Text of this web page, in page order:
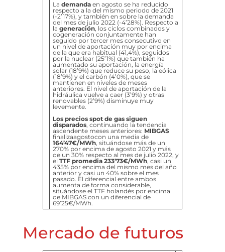
La demandaen agosto se ha reducido
respecto a la del mismo periodo de 2021
(-2’17%), y también en sobre la demanda
del mes de julio 2022 (-4’28%). Respecto a
la generación, los ciclos combinados y
cogeneración conjuntamente han
seguido por tercer mes consecutivo en
un nivel de aportación muy por encima
de la que era habitual (41,4%), seguidos
por la nuclear (25’1%) que también ha
aumentado su aportación, la energía
solar (18’9%) que reduce su peso, la eólica
(18’9%) y el carbón (4’0%), que se
mantienen en niveles de meses
anteriores. El nivel de aportación de la
hidráulica vuelve a caer (3’9%) y otras
renovables (2’9%) disminuye muy
levemente.
Los precios spot de gas siguen
disparados, continuando la tendencia
ascendente meses anteriores: MIBGAS
finalizaagostocon una media de
164’47€/MWh, situándose más de un
270% por encima de agosto 2021 y más
de un 30% respecto al mes de julio 2022, y
el TTF promedia 233’73€/MWh, casi un
435% por encima del mismo mes del año
anterior y casi un 40% sobre el mes
pasado. El diferencial entre ambos
aumenta de forma considerable,
situándose el TTF holandés por encima
de MIBGAS con un diferencial de
69’25€/MWh.
Mercado de futuros